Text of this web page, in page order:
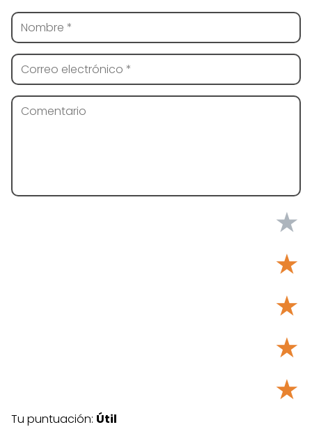
★
★
★
★
★
Tu puntuación: Útil